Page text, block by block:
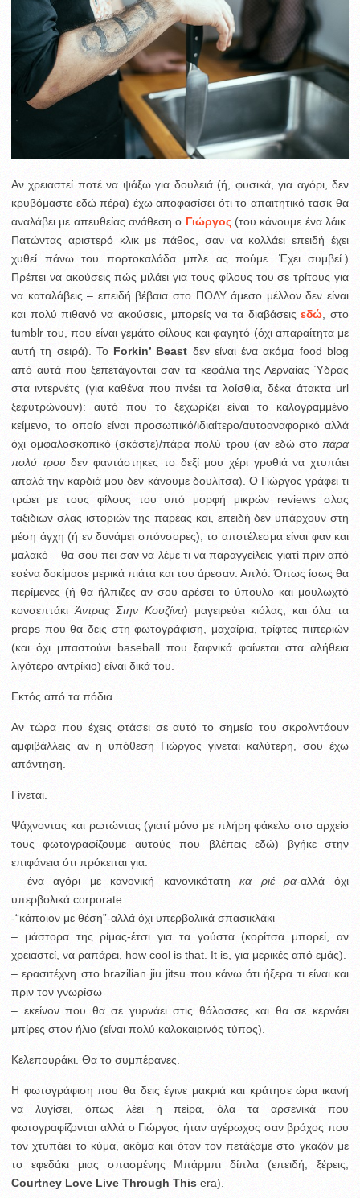
Αν χρειαστεί ποτέ να ψάξω για δουλειά (ή, φυσικά, για αγόρι, δεν
κρυβόμαστε εδώ πέρα) έχω αποφασίσει ότι το απαιτητικό τασκ θα
αναλάβει με απευθείας ανάθεση ο Γιώργος(του κάνουμε ένα λάικ.
Πατώντας αριστερό κλικ με πάθος, σαν να κολλάει επειδή έχει
χυθεί πάνω του πορτοκαλάδα μπλε ας πούμε. Έχει συμβεί.)
Πρέπει να ακούσεις πώς μιλάει για τους φίλους του σε τρίτους για
να καταλάβεις – επειδή βέβαια στο ΠΟΛΥ άμεσο μέλλον δεν είναι
και πολύ πιθανό να ακούσεις, μπορείς να τα διαβάσειςεδώ , στο
tumblr του, που είναι γεμάτο φίλους και φαγητό (όχι απαραίτητα με
αυτή τη σειρά). Το Forkin’ Beast δεν είναι ένα ακόμα food blog
από αυτά που ξεπετάγονται σαν τα κεφάλια της Λερναίας Ύδρας
στα ιντερνέτς (για καθένα που πνέει τα λοίσθια, δέκα άτακτα url
ξεφυτρώνουν): αυτό που το ξεχωρίζει είναι το καλογραμμένο
κείμενο, το οποίο είναι προσωπικό/ιδιαίτερο/αυτοαναφορικό αλλά
όχι ομφαλοσκοπικό (σκάστε)/πάρα πολύ τρου (αν εδώ στο πάρα
πολύ τρουδεν φαντάστηκες το δεξί μου χέρι γροθιά να χτυπάει
απαλά την καρδιά μου δεν κάνουμε δουλίτσα). Ο Γιώργος γράφει τι
τρώει με τους φίλους του υπό μορφή μικρών reviews σλας
ταξιδιών σλας ιστοριών της παρέας και, επειδή δεν υπάρχουν στη
μέση άγχη (ή εν δυνάμει σπόνσορες), το αποτέλεσμα είναι φαν και
μαλακό – θα σου πει σαν να λέμε τι να παραγγείλεις γιατί πριν από
εσένα δοκίμασε μερικά πιάτα και του άρεσαν. Απλό. Όπως ίσως θα
περίμενες (ή θα ήλπιζες αν σου αρέσει το ύπουλο και μουλωχτό
κονσεπτάκι Άντρας Στην Κουζίνα) μαγειρεύει κιόλας, και όλα τα
props που θα δεις στη φωτογράφιση, μαχαίρια, τρίφτες πιπεριών
(και όχι μπαστούνι baseball που ξαφνικά φαίνεται στα αλήθεια
λιγότερο αντρίκιο) είναι δικά του.
Εκτός από τα πόδια.
Αν τώρα που έχεις φτάσει σε αυτό το σημείο του σκρολντάουν
αμφιβάλλεις αν η υπόθεση Γιώργος γίνεται καλύτερη, σου έχω
απάντηση.
Γίνεται.
Ψάχνοντας και ρωτώντας (γιατί μόνο με πλήρη φάκελο στο αρχείο
τους φωτογραφίζουμε αυτούς που βλέπεις εδώ) βγήκε στην
επιφάνεια ότι πρόκειται για:
– ένα αγόρι με κανονική κανονικότατηκα ριέ ρα-αλλά όχι
υπερβολικά corporate
-“κάποιον με θέση”-αλλά όχι υπερβολικά σπασικλάκι
– μάστορα της ρίμας-έτσι για τα γούστα (κορίτσα μπορεί, αν
χρειαστεί, να ραπάρει, how cool is that. It is, για μερικές από εμάς).
– ερασιτέχνη στο brazilian jiu jitsu που κάνω ότι ήξερα τι είναι και
πριν τον γνωρίσω
– εκείνον που θα σε γυρνάει στις θάλασσες και θα σε κερνάει
μπίρες στον ήλιο (είναι πολύ καλοκαιρινός τύπος).
Κελεπουράκι. Θα το συμπέρανες.
Η φωτογράφιση που θα δεις έγινε μακριά και κράτησε ώρα ικανή
να λυγίσει, όπως λέει η πείρα, όλα τα αρσενικά που
φωτογραφίζονται αλλά ο Γιώργος ήταν αγέρωχος σαν βράχος που
τον χτυπάει το κύμα, ακόμα και όταν τον πετάξαμε στο γκαζόν με
το εφεδάκι μιας σπασμένης Μπάρμπι δίπλα (επειδή, ξέρεις,
Courtney Love Live Through This era).